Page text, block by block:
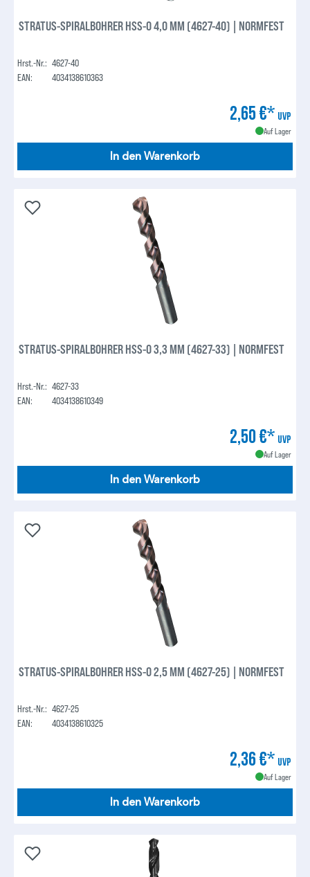
STRATUS-SPIRALBOHRER HSS-O 4,0 MM (4627-40) | NORMFEST
Hrst.-Nr.: 4627-40
EAN:
4034138610363
2,65 €* UVP
Auf Lager
In den Warenkorb
STRATUS-SPIRALBOHRER HSS-O 3,3 MM (4627-33) | NORMFEST
Hrst.-Nr.: 4627-33
EAN:
4034138610349
2,50 €* UVP
Auf Lager
In den Warenkorb
STRATUS-SPIRALBOHRER HSS-O 2,5 MM (4627-25) | NORMFEST
Hrst.-Nr.: 4627-25
EAN:
4034138610325
2,36 €* UVP
Auf Lager
In den Warenkorb